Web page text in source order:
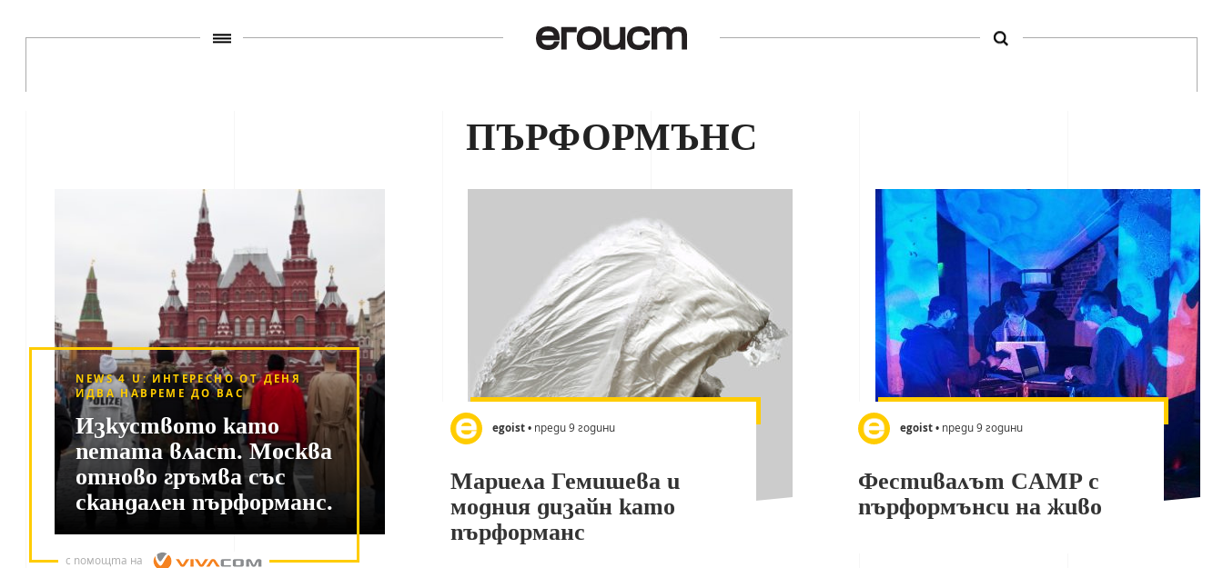
ПЪРФОРМЪНС
NEWS 4 U: ИНТЕРЕСНО ОТ ДЕНЯ
ИДВА НАВРЕМЕ ДО ВАС
Изкуството като
петата власт. Москва
отново гръмва със
скандален пърформанс.
с помощта на
egoist • преди 9 години
Мариела Гемишева и
модния дизайн като
пърформанс
egoist • преди 9 години
Фестивалът CAMP с
пърформънси на живо